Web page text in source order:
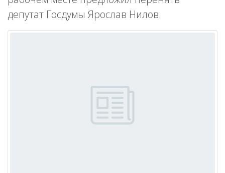
депутат Госдумы Ярослав Нилов.